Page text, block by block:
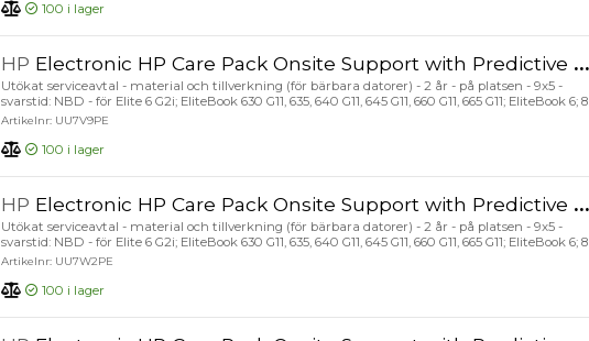
100 i lager
HP Electronic HP Care Pack Onsite Support with Predictive Detection Alerts Post Warranty
Utökat serviceavtal - material och tillverkning (för bärbara datorer) - 2 år - på platsen - 9x5 -
svarstid: NBD - för Elite 6 G2i; EliteBook 630 G11, 635, 640 G11, 645 G11, 660 G11, 665 G11; EliteBook 6; 8
Artikelnr: UU7V9PE
100 i lager
HP Electronic HP Care Pack Onsite Support with Predictive Detection Alerts, Preferred Access and Defective Media Retention Post Warranty
Utökat serviceavtal - material och tillverkning (för bärbara datorer) - 2 år - på platsen - 9x5 -
svarstid: NBD - för Elite 6 G2i; EliteBook 630 G11, 635, 640 G11, 645 G11, 660 G11, 665 G11; EliteBook 6; 8
Artikelnr: UU7W2PE
100 i lager